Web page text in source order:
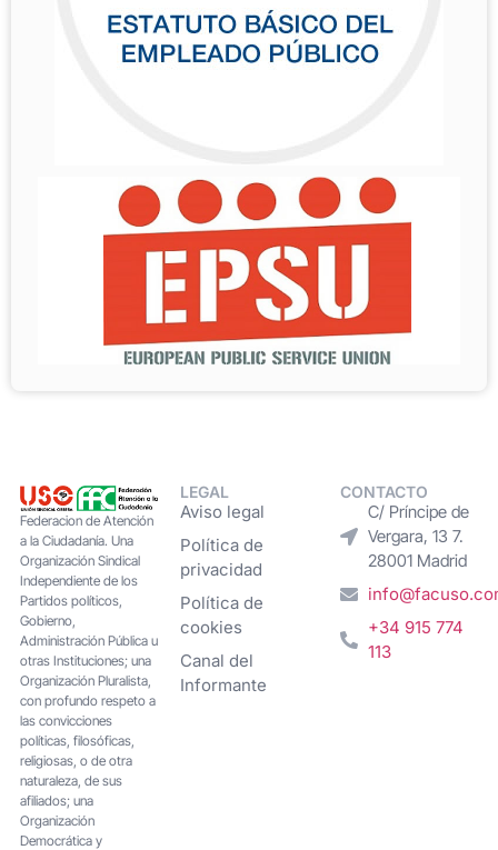
Federacion de Atención
a la Ciudadanía. Una
Organización Sindical
Independiente de los
Partidos políticos,
Gobierno,
Administración Pública u
otras Instituciones; una
Organización Pluralista,
con profundo respeto a
las convicciones
políticas, filosóficas,
religiosas, o de otra
naturaleza, de sus
afiliados; una
Organización
Democrática y
LEGAL
Aviso legal
Política de
privacidad
Política de
cookies
Canal del
Informante
CONTACTO
C/ Príncipe de
Vergara, 13 7.
28001 Madrid
+34 915 774
113